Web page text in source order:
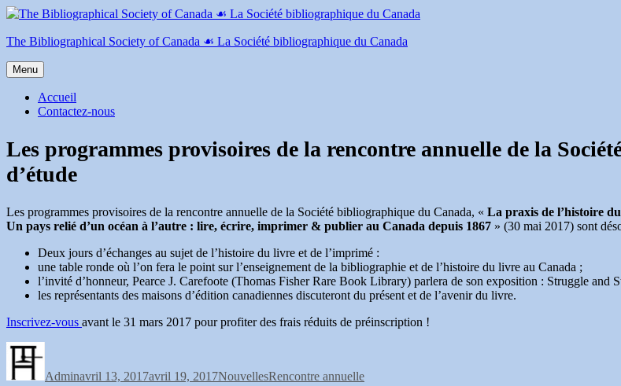
Aller
contenu
The Bibliographical Society of Canada ☙ La Société bibliographique du Canada
Menu
Accueil
Contactez-nous
Les programmes provisoires de la rencontre annuelle de la
d’étude
Les programmes provisoires de la rencontre annuelle de la Société bibliographique du Canada, « La praxis de l’histoire
Un pays relié d’un océan à l’autre : lire, écrire, imprimer & publier au Canada depuis 1867 » (30 mai 2017) sont
Deux jours d’échanges au sujet de l’histoire du livre et de l’imprimé :
une table ronde où l’on fera le point sur l’enseignement de la bibliographie et de l’histoire du livre au Canada ;
l’invité d’honneur, Pearce J. Carefoote (Thomas Fisher Rare Book Library) parlera de son exposition : Struggle and
les représentants des maisons d’édition canadiennes discuteront du présent et de l’avenir du livre.
Inscrivez-vous avant le 31 mars 2017 pour profiter des frais réduits de préinscription !
Adminavril 13, 2017avril 19, 2017NouvellesRencontre annuelle